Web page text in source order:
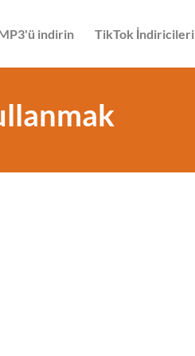
indirin TikTok İndiricileri